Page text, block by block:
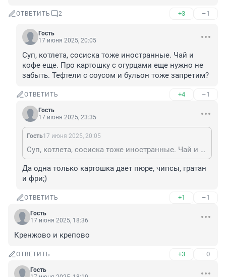
ОТВЕТИТЬ 2 +3 –1
Гость
17 июня 2025, 20:05
Суп, котлета, сосиска тоже иностранные. Чай и
кофе еще. Про картошку с огурцами еще нужно не
забыть. Тефтели с соусом и бульон тоже запретим?
ОТВЕТИТЬ +4 –1
Гость
17 июня 2025, 23:35
Гость17 июня 2025, 20:05
Суп, котлета, сосиска тоже иностранные. Чай и кофе еще. Про картошку с огурцами еще нужно не забыть. Тефтели с соусом и бульон тоже запретим?
Да одна только картошка дает пюре, чипсы, гратан
и фри;)
ОТВЕТИТЬ +1 –1
Гость
17 июня 2025, 18:36
Кренжово и крепово
ОТВЕТИТЬ +3 –0
Гость